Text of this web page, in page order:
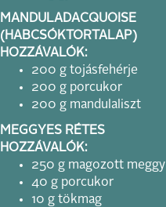
MANDULADACQUOISE
(HABCSÓKTORTALAP)
HOZZÁVALÓK:
200 g tojásfehérje
200 g porcukor
200 g mandulaliszt
MEGGYES RÉTES
HOZZÁVALÓK:
250 g magozott meggy
40 g porcukor
10 g tökmag